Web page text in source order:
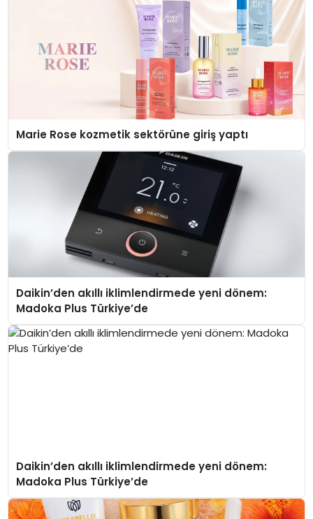
Marie Rose kozmetik sektörüne giriş yaptı
Daikin’den akıllı iklimlendirmede yeni dönem:
Madoka Plus Türkiye’de
Daikin’den akıllı iklimlendirmede yeni dönem:
Madoka Plus Türkiye’de